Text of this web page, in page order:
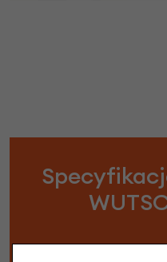
Wiek dziecka : 1+